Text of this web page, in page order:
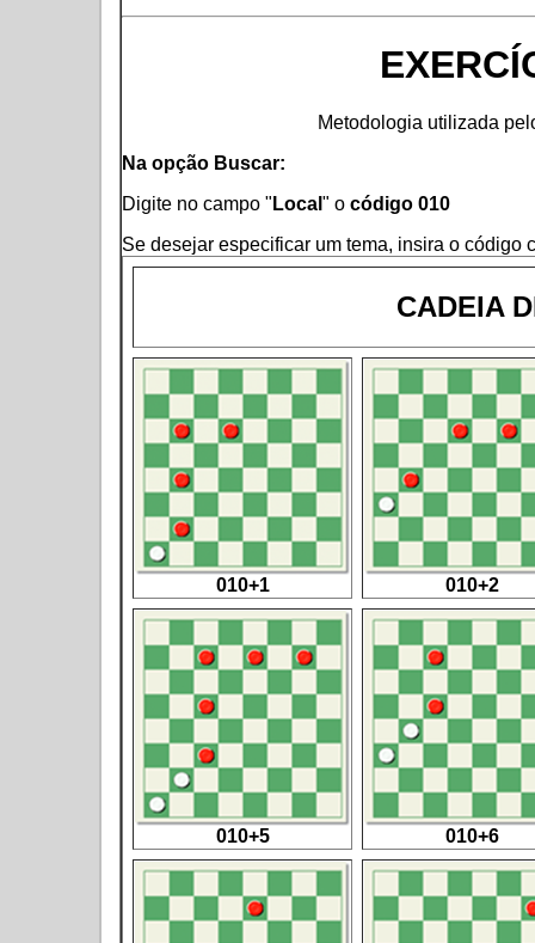
Metodologia utilizada
Na opção Buscar:
Digite no campo " Local " o código 010
Se desejar especificar um tema, insira o código
CADEIA
010+1 010+2
010+5 010+6